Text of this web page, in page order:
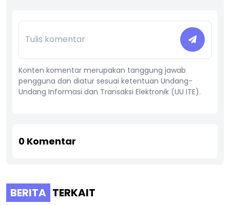
Konten komentar merupakan tanggung jawab
pengguna dan diatur sesuai ketentuan Undang-
Undang Informasi dan Transaksi Elektronik (UU ITE).
0 Komentar
BERITA TERKAIT